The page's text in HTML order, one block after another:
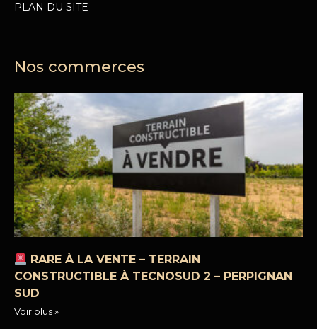
PLAN DU SITE
Nos commerces
RARE À LA VENTE – TERRAIN
CONSTRUCTIBLE À TECNOSUD 2 – PERPIGNAN
SUD
Voir plus »